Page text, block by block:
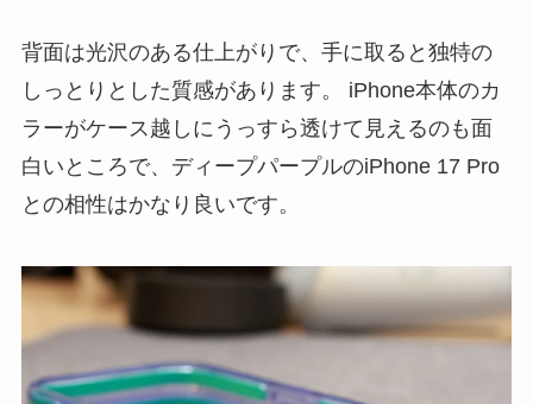
背面は光沢のある仕上がりで、手に取ると独特の
しっとりとした質感があります。 iPhone本体のカ
ラーがケース越しにうっすら透けて見えるのも面
白いところで、ディープパープルのiPhone 17 Pro
との相性はかなり良いです。